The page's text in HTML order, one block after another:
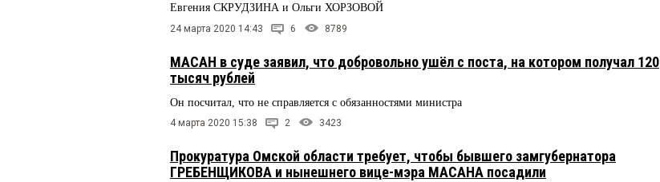
Евгения СКРУДЗИНА и Ольги ХОРЗОВОЙ
24 марта 2020 14:43 6 8789
МАСАН в суде заявил, что добровольно ушёл с поста, на котором получал 120
тысяч рублей
Он посчитал, что не справляется с обязанностями министра
4 марта 2020 15:38 2 3423
Прокуратура Омской области требует, чтобы бывшего замгубернатора
ГРЕБЕНЩИКОВА и нынешнего вице-мэра МАСАНА посадили